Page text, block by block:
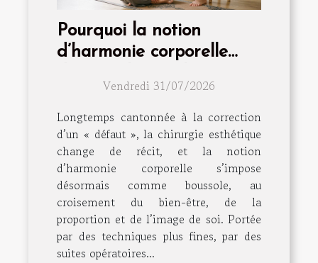
Pourquoi la notion
d’harmonie corporelle
intervention
Vendredi 31/07/2026
Longtemps cantonnée à la correction
d’un « défaut », la chirurgie esthétique
change de récit, et la notion
d’harmonie corporelle s’impose
désormais comme boussole, au
croisement du bien-être, de la
proportion et de l’image de soi. Portée
par des techniques plus fines, par des
suites opératoires...